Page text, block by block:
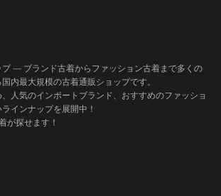
— ブランド古着からファッション古着まで多くの
内最大規模の古着通販ショップです。
人気のインポートブランド、おすすめのファッショ
インナップを展開中！
が探せます！